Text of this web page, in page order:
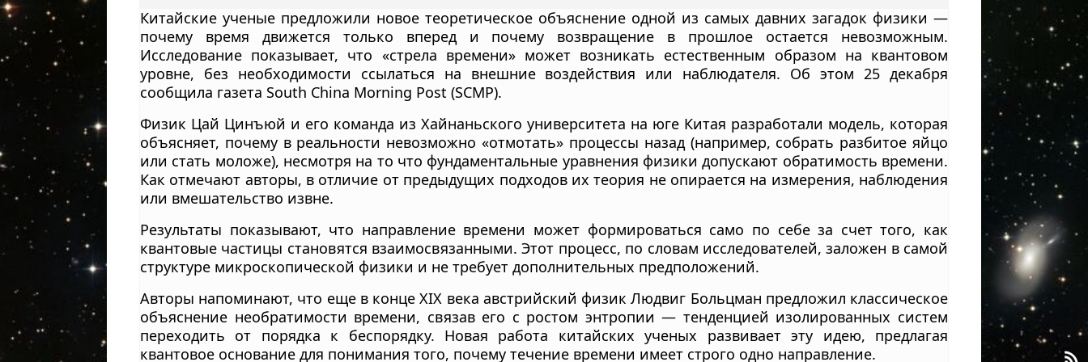
Китайские ученые предложили новое теоретическое объяснение одной из самых давних загадок физики —
почему время движется только вперед и почему возвращение в прошлое остается невозможным.
Исследование показывает, что «стрела времени» может возникать естественным образом на квантовом
уровне, без необходимости ссылаться на внешние воздействия или наблюдателя. Об этом 25 декабря
сообщила газета South China Morning Post (SCMP).
Физик Цай Цинъюй и его команда из Хайнаньского университета на юге Китая разработали модель, которая
объясняет, почему в реальности невозможно «отмотать» процессы назад (например, собрать разбитое яйцо
или стать моложе), несмотря на то что фундаментальные уравнения физики допускают обратимость времени.
Как отмечают авторы, в отличие от предыдущих подходов их теория не опирается на измерения, наблюдения
или вмешательство извне.
Результаты показывают, что направление времени может формироваться само по себе за счет того, как
квантовые частицы становятся взаимосвязанными. Этот процесс, по словам исследователей, заложен в самой
структуре микроскопической физики и не требует дополнительных предположений.
Авторы напоминают, что еще в конце XIX века австрийский физик Людвиг Больцман предложил классическое
объяснение необратимости времени, связав его с ростом энтропии — тенденцией изолированных систем
переходить от порядка к беспорядку. Новая работа китайских ученых развивает эту идею, предлагая
квантовое основание для понимания того, почему течение времени имеет строго одно направление.